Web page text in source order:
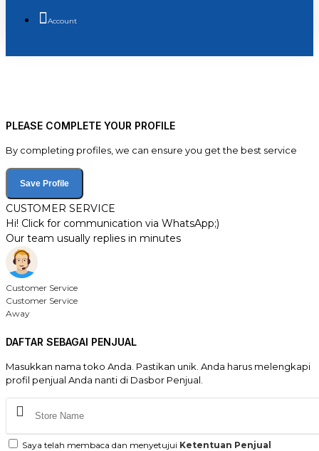
Account
PLEASE COMPLETE YOUR PROFILE
By completing profiles, we can ensure you get the best service
Save Profile
CUSTOMER SERVICE
Hi! Click for communication via WhatsApp;)
Our team usually replies in minutes
Customer Service
Customer Service
Away
DAFTAR SEBAGAI PENJUAL
Masukkan nama toko Anda. Pastikan unik. Anda harus melengkapi
profil penjual Anda nanti di Dasbor Penjual.
Saya telah membaca dan menyetujui Ketentuan Penjual